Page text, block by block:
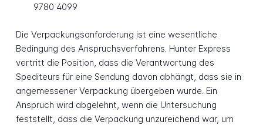
9780 4099
Die Verpackungsanforderung ist eine wesentliche
Bedingung des Anspruchsverfahrens. Hunter Express
vertritt die Position, dass die Verantwortung des
Spediteurs für eine Sendung davon abhängt, dass sie in
angemessener Verpackung übergeben wurde. Ein
Anspruch wird abgelehnt, wenn die Untersuchung
feststellt, dass die Verpackung unzureichend war, um